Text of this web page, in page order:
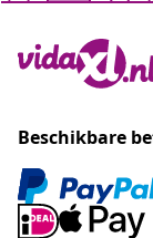
Beschikbare